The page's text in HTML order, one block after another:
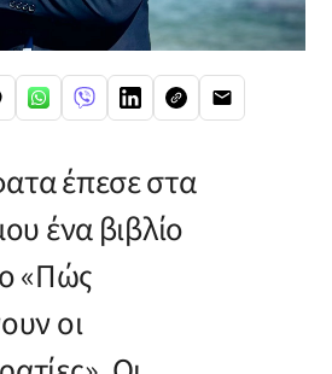
έπεσε στα
ένα βιβλίο
«Πώς
οι